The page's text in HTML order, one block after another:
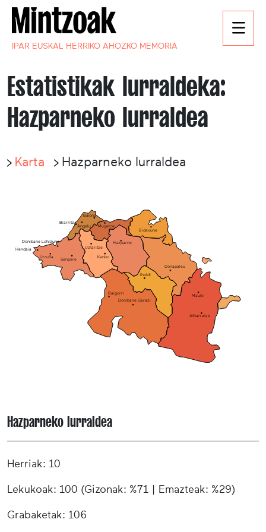
IPAR EUSKAL HERRIKO AHOZKO MEMORIA
Estatistikak lurraldeka:
Hazparneko lurraldea
Karta Hazparneko lurraldea
Donibane Garazi
Baigorri
Iholdi
Kanbo
Mugerre
Atharratze
Maule
Donapaleu
Bidaxune
Uztaritze
Angelu
Baiona
Hazparne
Senpere
Urruña
Hendaia
Donibane Lohizune
Biarritz
Hazparneko lurraldea
Herriak: 10
Lekukoak: 100 (Gizonak: %71 | Emazteak: %29)
Grabaketak: 106